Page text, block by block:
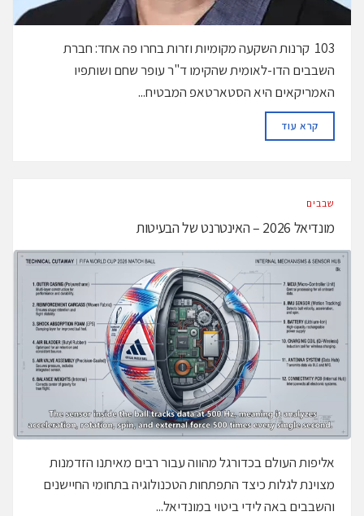
103 קרנות השקעה מקומיות וזרות בחרו פה אחד: חברת
השבבים הדו-לאומית שהקימו ד"ר עופר שחם ושותפיו
האמריקאים היא הסטארטאפ המבטיח...
קרא עודDETAILS
‫שבבים‬
מונדיאל 2026 – האינטרנט של הבעיטות
אליפות העולם בכדורגל מהווה עבור רבים מאיתנו הזדמנות
מצוינת לגלות כיצד התפתחות הטכנולוגיה בתחומי החיישנים
והשבבים באה לידי ביטוי במונדיאל...